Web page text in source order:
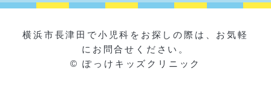
横浜市長津田で小児科をお探しの際は、お気軽
にお問合せください。
© ぽっけキッズクリニック